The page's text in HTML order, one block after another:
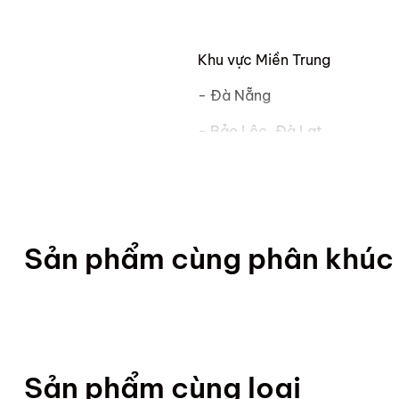
Khu vực Miền Trung
- Đà Nẵng
- Bảo Lộc, Đà Lạt
- Thủ Dầu Một, Thuận An, Dĩ
Sản phẩm cùng phân khúc
Sản phẩm cùng loại